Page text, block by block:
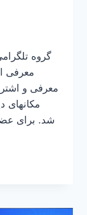
گروه
معرفی
معرفی و
مکانهای
شد. برای